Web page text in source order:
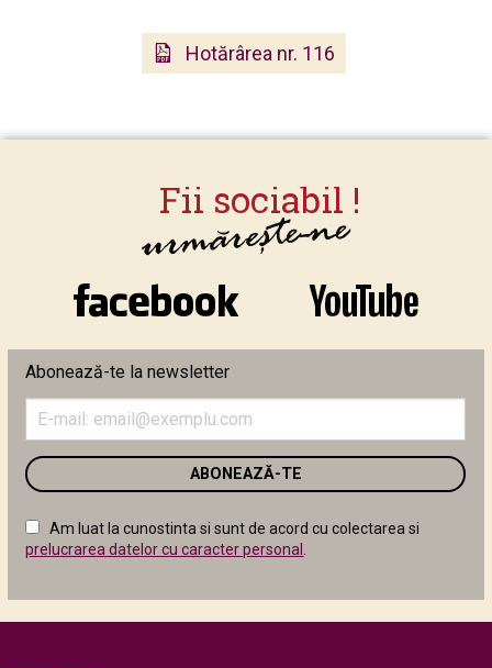
Hotărârea nr. 116
Abonează-te la newsletter
adresa
email
în
următor
Am luat la cunostinta si sunt de acord cu colectarea si
prelucrarea datelor cu caracter personal .